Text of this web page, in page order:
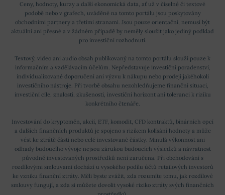
Ceny, hodnoty, kurzy a další ekonomická data, ať už v číselné či textové
podobě nebo v grafech, uváděné na tomto portálu jsou poskytovány
obchodními partnery a třetími stranami. Jsou pouze orientační, nemusí být
aktuální ani přesné a v žádném případě by neměly sloužit jako jediný podklad
pro investiční rozhodnutí.
Textový, video ani audio obsah publikovaný na tomto portálu slouží pouze k
informačním a vzdělávacím účelům. Nepředstavuje investiční poradenství,
individualizované doporučení ani výzvu k nákupu nebo prodeji jakéhokoli
investičního nástroje. Při tvorbě obsahu nezohledňujeme finanční situaci,
investiční cíle, znalosti, zkušenosti, investiční horizont ani toleranci k riziku
konkrétního čtenáře.
Investování do kryptoměn, akcií, ETF, komodit, CFD kontraktů, binárních opcí
a dalších finančních produktů je spojeno s rizikem kolísání hodnoty a může
vést ke ztrátě části nebo celé investované částky. Minulá výkonnost ani
odhady budoucího vývoje nejsou zárukou budoucích výsledků a návratnost
původně investovaných prostředků není zaručena. Při obchodování s
rozdílovými smlouvami dochází u vysokého podílu účtů retailových investorů
ke vzniku finanční ztráty. Měli byste zvážit, zda rozumíte tomu, jak rozdílové
smlouvy fungují, a zda si můžete dovolit vysoké riziko ztráty svých finančních